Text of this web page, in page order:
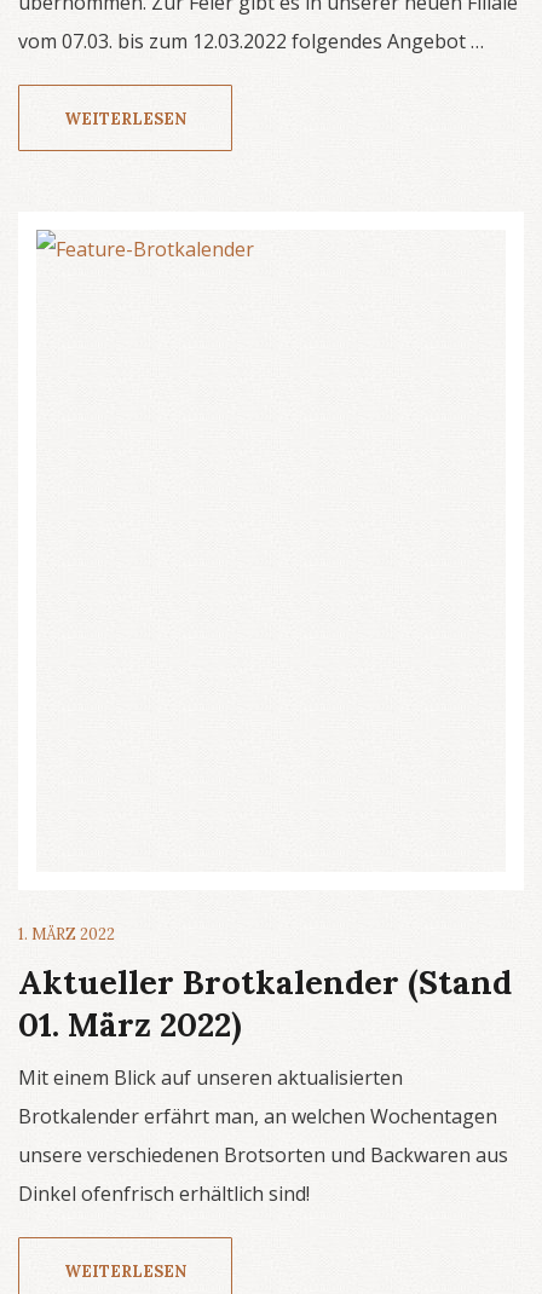
vom 07.03. bis zum 12.03.2022 folgendes Angebot …
WEITERLESEN
1. MÄRZ 2022
Aktueller Brotkalender (Stand
01. März 2022)
Mit einem Blick auf unseren aktualisierten
Brotkalender erfährt man, an welchen Wochentagen
unsere verschiedenen Brotsorten und Backwaren aus
Dinkel ofenfrisch erhältlich sind!
WEITERLESEN